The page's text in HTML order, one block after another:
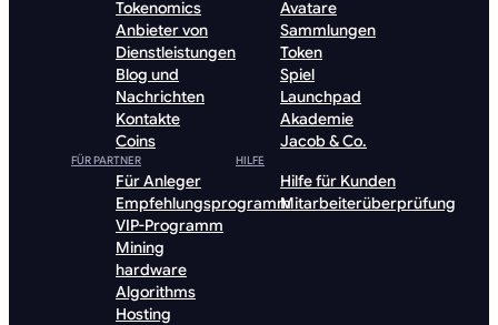
Tokenomics
Anbieter von
Dienstleistungen
Blog und
Nachrichten
Kontakte
Coins
Avatare
Sammlungen
Token
Spiel
Launchpad
Akademie
Jacob & Co.
FÜR PARTNER
Für Anleger
Empfehlungsprogramm
VIP-Programm
Mining
hardware
Algorithms
Hosting
HILFE
Hilfe für Kunden
Mitarbeiterüberprüfung